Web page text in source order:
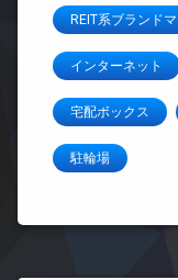
REIT系ブランド
インターネット
宅配ボックス
駐輪場